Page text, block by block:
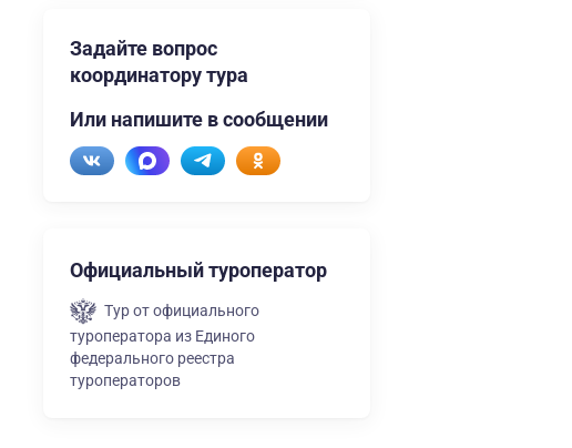
Задайте вопрос
координатору тура
Или напишите в сообщении
Официальный туроператор
Тур от официального
туроператора из Единого
федерального реестра
туроператоров